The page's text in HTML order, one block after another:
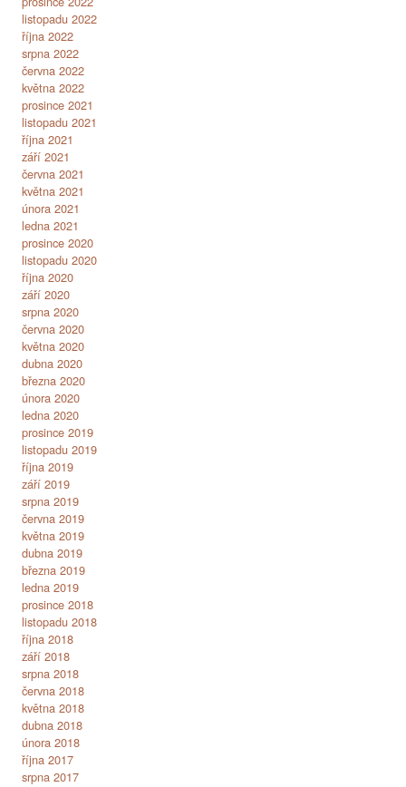
listopadu 2022
října 2022
srpna 2022
června 2022
května 2022
prosince 2021
listopadu 2021
října 2021
září 2021
června 2021
května 2021
února 2021
ledna 2021
prosince 2020
listopadu 2020
října 2020
září 2020
srpna 2020
června 2020
května 2020
dubna 2020
března 2020
února 2020
ledna 2020
prosince 2019
listopadu 2019
října 2019
září 2019
srpna 2019
června 2019
května 2019
dubna 2019
března 2019
ledna 2019
prosince 2018
listopadu 2018
října 2018
září 2018
srpna 2018
června 2018
května 2018
dubna 2018
února 2018
října 2017
srpna 2017